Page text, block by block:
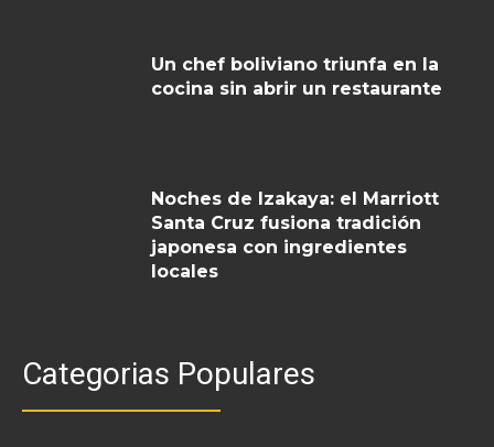
Un chef boliviano triunfa en la
cocina sin abrir un restaurante
Noches de Izakaya: el Marriott
Santa Cruz fusiona tradición
japonesa con ingredientes
locales
Categorias Populares